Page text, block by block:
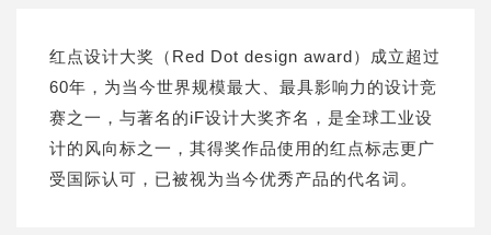
红点设计大奖（Red Dot design award）成立超过
60年，为当今世界规模最大、最具影响力的设计竞
赛之一，与著名的iF设计大奖齐名，是全球工业设
计的风向标之一，其得奖作品使用的红点标志更广
受国际认可，已被视为当今优秀产品的代名词。